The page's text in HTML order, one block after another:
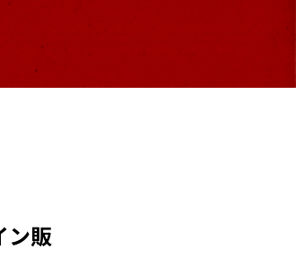
ン販